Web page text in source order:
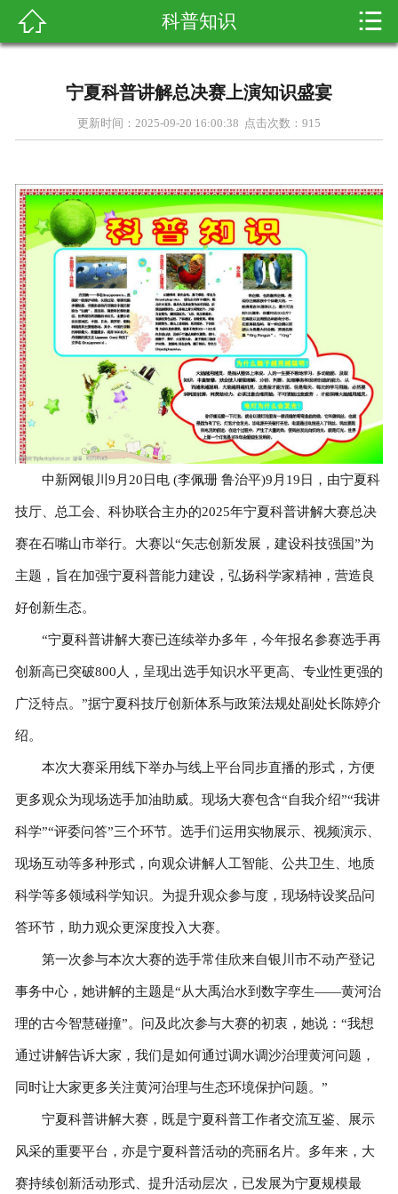
产品展示
客户案例
科普知识
在线留言
联系我们
 科普知识 
宁夏科普讲解总决赛上演知识盛宴
更新时间：2025-09-20 16:00:38 点击次数： 915
中新网银川9月20日电 (李佩珊 鲁治平)9月19日，由宁夏科
技厅、总工会、科协联合主办的2025年宁夏科普讲解大赛总决
赛在石嘴山市举行。大赛以“矢志创新发展，建设科技强国”为
主题，旨在加强宁夏科普能力建设，弘扬科学家精神，营造良
好创新生态。
“宁夏科普讲解大赛已连续举办多年，今年报名参赛选手再
创新高已突破800人，呈现出选手知识水平更高、专业性更强的
广泛特点。”据宁夏科技厅创新体系与政策法规处副处长陈婷介
绍。
本次大赛采用线下举办与线上平台同步直播的形式，方便
更多观众为现场选手加油助威。现场大赛包含“自我介绍”“我讲
科学”“评委问答”三个环节。选手们运用实物展示、视频演示、
现场互动等多种形式，向观众讲解人工智能、公共卫生、地质
科学等多领域科学知识。为提升观众参与度，现场特设奖品问
答环节，助力观众更深度投入大赛。
第一次参与本次大赛的选手常佳欣来自银川市不动产登记
事务中心，她讲解的主题是“从大禹治水到数字孪生——黄河治
理的古今智慧碰撞”。问及此次参与大赛的初衷，她说：“我想
通过讲解告诉大家，我们是如何通过调水调沙治理黄河问题，
同时让大家更多关注黄河治理与生态环境保护问题。”
宁夏科普讲解大赛，既是宁夏科普工作者交流互鉴、展示
风采的重要平台，亦是宁夏科普活动的亮丽名片。多年来，大
赛持续创新活动形式、提升活动层次，已发展为宁夏规模最